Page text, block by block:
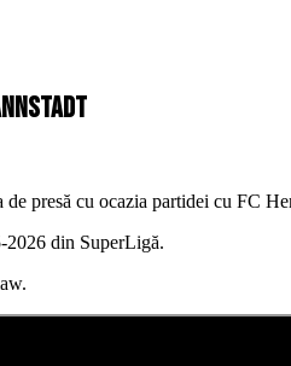
presă cu ocazia partidei cu FC
2026 din SuperLigă.